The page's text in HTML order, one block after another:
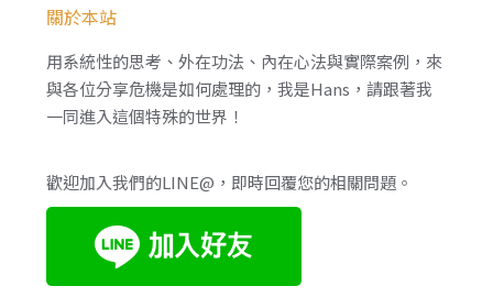
關於本站
用系統性的思考、外在功法、內在心法與實際案例，來
與各位分享危機是如何處理的，我是Hans，請跟著我
一同進入這個特殊的世界！
歡迎加入我們的LINE@，即時回覆您的相關問題。